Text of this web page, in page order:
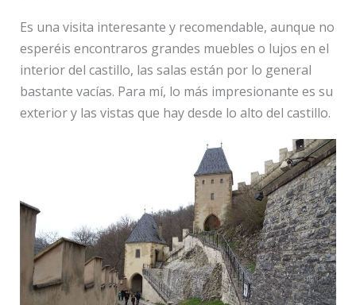
Es una visita interesante y recomendable, aunque no
esperéis encontraros grandes muebles o lujos en el
interior del castillo, las salas están por lo general
bastante vacías. Para mí, lo más impresionante es su
exterior y las vistas que hay desde lo alto del castillo.